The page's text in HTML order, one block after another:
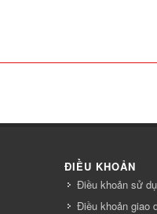
ĐIỀU KHOẢN
Điều khoản sử
Điều khoản giao